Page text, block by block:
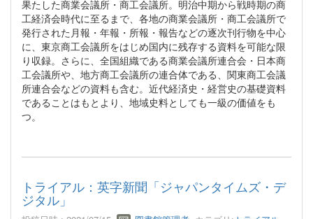
果たした商業会議所・商工会議所。明治中期から戦時期の商
工経済会時代に至るまで、各地の商業会議所・商工会議所で
発行された月報・年報・所報・報告などの逐次刊行物を中心
に、東京商工会議所をはじめ国内に残存する資料を可能な限
り収録。さらに、全国組織である商業会議所連合会・日本商
工会議所や、地方商工会議所の連合体である、関東商工会議
所連合会などの資料も含む。近代経済史・経営史の基礎資料
であることはもとより、地域史料としても一級の価値をも
つ。
トライアル：英字新聞「ジャパンタイムズ・デ
ジタル」